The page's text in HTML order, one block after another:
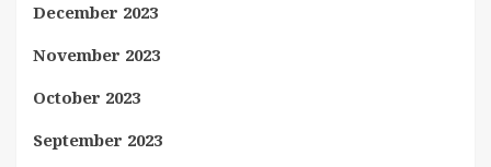
December 2023
November 2023
October 2023
September 2023